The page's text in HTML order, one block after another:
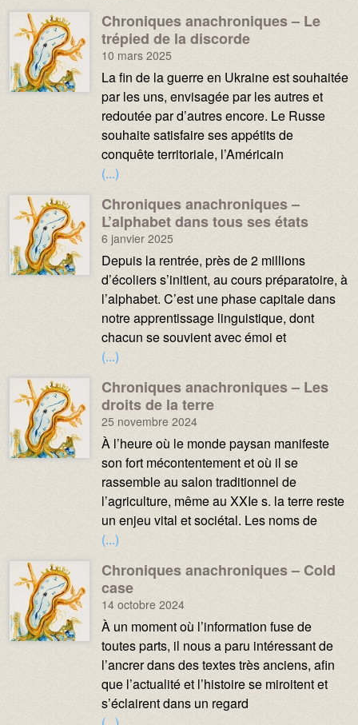
Média :
Image :
Chroniques anachroniques – Le
trépied de la discorde
10 mars 2025
Texte :
La fin de la guerre en Ukraine est souhaitée
par les uns, envisagée par les autres et
redoutée par d’autres encore. Le Russe
souhaite satisfaire ses appétits de
conquête territoriale, l’Américain
(...)
Média :
Image :
Chroniques anachroniques –
L’alphabet dans tous ses états
6 janvier 2025
Texte :
Depuis la rentrée, près de 2 millions
d’écoliers s’initient, au cours préparatoire, à
l’alphabet. C’est une phase capitale dans
notre apprentissage linguistique, dont
chacun se souvient avec émoi et
(...)
Média :
Image :
Chroniques anachroniques – Les
droits de la terre
25 novembre 2024
Texte :
À l’heure où le monde paysan manifeste
son fort mécontentement et où il se
rassemble au salon traditionnel de
l’agriculture, même au XXIe s. la terre reste
un enjeu vital et sociétal. Les noms de
(...)
Média :
Image :
Chroniques anachroniques – Cold
case
14 octobre 2024
Texte :
À un moment où l’information fuse de
toutes parts, il nous a paru intéressant de
l’ancrer dans des textes très anciens, afin
que l’actualité et l’histoire se miroitent et
s’éclairent dans un regard